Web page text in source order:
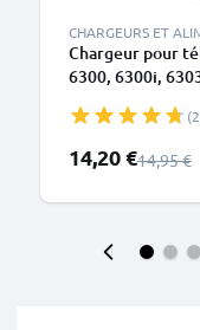
CHARGEURS ET
Chargeur pour
6300, 6300i,
smartphone,
Prix spécial
14,20 €Prix
14,95 €